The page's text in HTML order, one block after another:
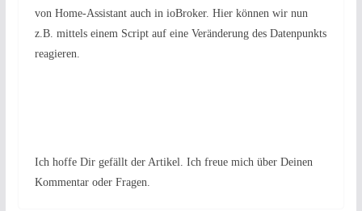
von Home-Assistant auch in ioBroker. Hier können wir nun
z.B. mittels einem Script auf eine Veränderung des Datenpunkts
reagieren.
Ich hoffe Dir gefällt der Artikel. Ich freue mich über Deinen
Kommentar oder Fragen.